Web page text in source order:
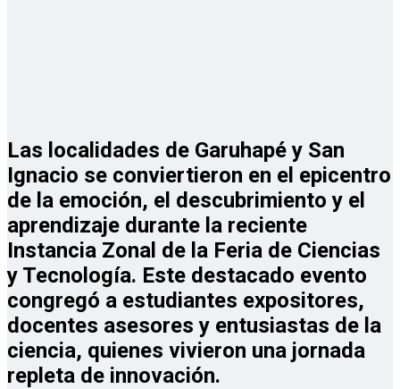
Las localidades de Garuhapé y San
Ignacio se conviertieron en el epicentro
de la emoción, el descubrimiento y el
aprendizaje durante la reciente
Instancia Zonal de la Feria de Ciencias
y Tecnología. Este destacado evento
congregó a estudiantes expositores,
docentes asesores y entusiastas de la
ciencia, quienes vivieron una jornada
repleta de innovación.